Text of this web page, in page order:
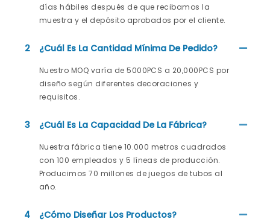
días hábiles después de que recibamos la
muestra y el depósito aprobados por el cliente.
2 ¿Cuál Es La Cantidad Mínima De Pedido?
Nuestro MOQ varía de 5000PCS a 20,000PCS por
diseño según diferentes decoraciones y
requisitos.
3 ¿Cuál Es La Capacidad De La Fábrica?
Nuestra fábrica tiene 10.000 metros cuadrados
con 100 empleados y 5 líneas de producción.
Producimos 70 millones de juegos de tubos al
año.
4 ¿Cómo Diseñar Los Productos?